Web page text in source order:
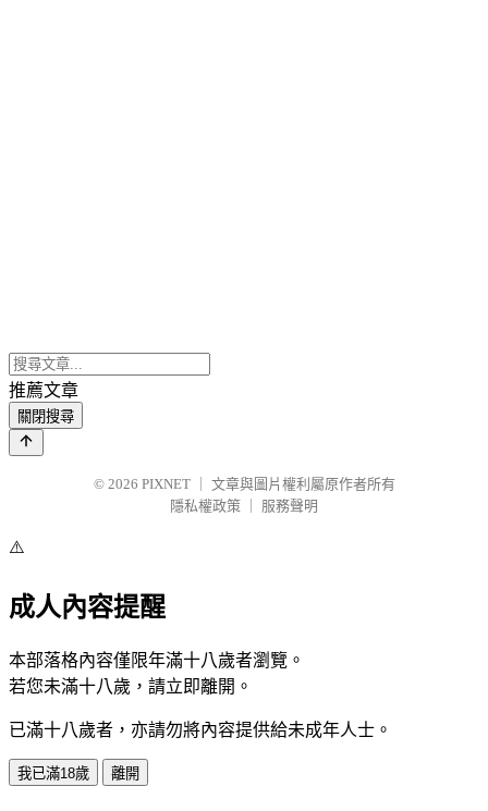
推薦文章
關閉搜尋
© 2026 PIXNET
文章與圖片權利屬原作者所有
隱私權政策
服務聲明
⚠️
成人內容提醒
本部落格內容僅限年滿十八歲者瀏覽。
若您未滿十八歲，請立即離開。
已滿十八歲者，亦請勿將內容提供給未成年人士。
我已滿18歲 離開